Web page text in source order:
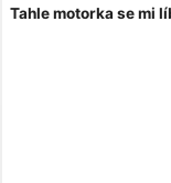
Tahle motorka se mi